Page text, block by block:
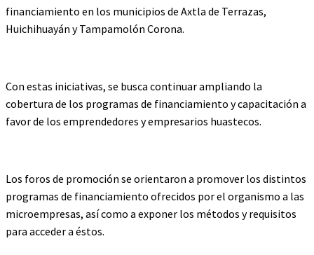
financiamiento en los municipios de Axtla de Terrazas,
Huichihuayán y Tampamolón Corona.
Con estas iniciativas, se busca continuar ampliando la
cobertura de los programas de financiamiento y capacitación a
favor de los emprendedores y empresarios huastecos.
Los foros de promoción se orientaron a promover los distintos
programas de financiamiento ofrecidos por el organismo a las
microempresas, así como a exponer los métodos y requisitos
para acceder a éstos.